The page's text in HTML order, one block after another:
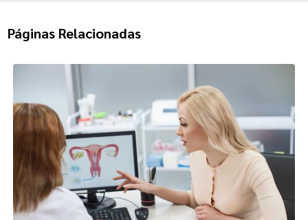
Páginas Relacionadas